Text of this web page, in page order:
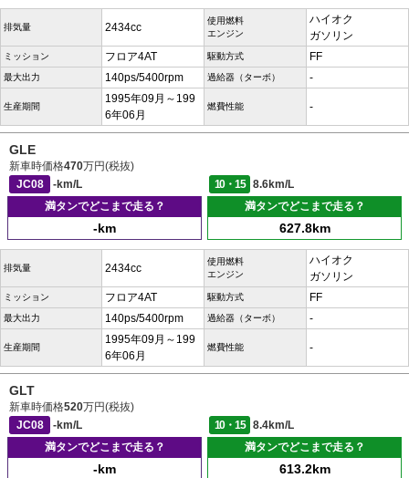
排気量 2434cc
使用燃料
エンジン
ハイオク
ガソリン
ミッション フロア4AT 駆動方式 FF
最大出力 140ps/5400rpm 過給器（ターボ） -
生産期間
1995年09月～199
6年06月
燃費性能 -
GLE
新車時価格470万円(税抜)
JC08
-km/L 10・15
8.6km/L
満タンでどこまで走る？
-km
満タンでどこまで走る？
627.8km
排気量 2434cc
使用燃料
エンジン
ハイオク
ガソリン
ミッション フロア4AT 駆動方式 FF
最大出力 140ps/5400rpm 過給器（ターボ） -
生産期間
1995年09月～199
6年06月
燃費性能 -
GLT
新車時価格520万円(税抜)
JC08
-km/L 10・15
8.4km/L
満タンでどこまで走る？
-km
満タンでどこまで走る？
613.2km